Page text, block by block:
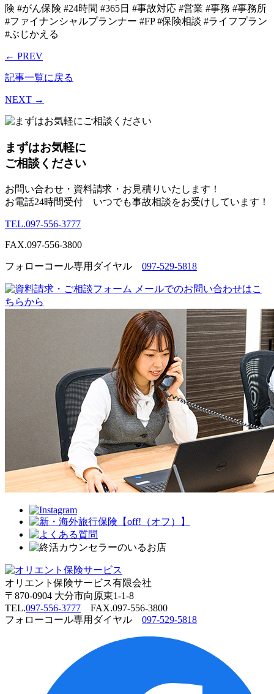
← PREV
記事一覧に戻る
NEXT →
まずはお気軽に
ご相談ください
お問い合わせ・資料請求・お見積りいたします！
お電話24時間受付 いつでも事故相談をお受けしています！
TEL.097-556-3777
FAX.097-556-3800
フォローコール専用ダイヤル 097-529-5818
メールでのお問い合わせはこ
ちらから
オリエント保険サービス有限会社
〒 870-0904 大分市向原東1-1-8
TEL.097-556-3777 FAX.097-556-3800
フォローコール専用ダイヤル 097-529-5818